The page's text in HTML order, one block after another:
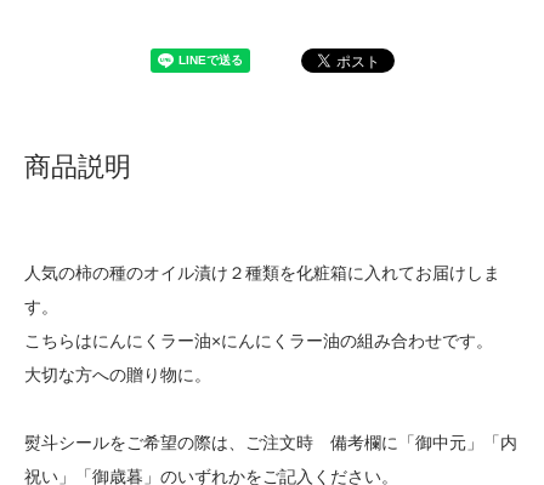
商品説明
人気の柿の種のオイル漬け２種類を化粧箱に入れてお届けしま
す。
こちらはにんにくラー油×にんにくラー油の組み合わせです。
大切な方への贈り物に。
熨斗シールをご希望の際は、ご注文時 備考欄に「御中元」「内
祝い」「御歳暮」のいずれかをご記入ください。